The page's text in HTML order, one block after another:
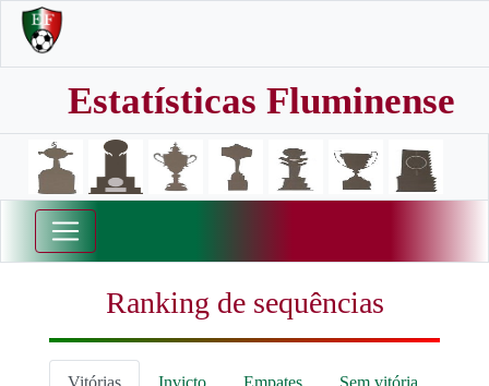
Estatísticas Fluminense
Ranking de sequências
Vitórias Invicto Empates Sem vitória